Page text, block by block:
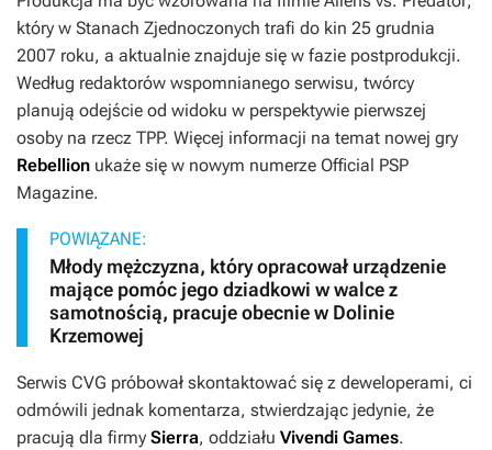
który w Stanach Zjednoczonych trafi do kin 25 grudnia
2007 roku, a aktualnie znajduje się w fazie postprodukcji.
Według redaktorów wspomnianego serwisu, twórcy
planują odejście od widoku w perspektywie pierwszej
osoby na rzecz TPP. Więcej informacji na temat nowej gry
Rebellion ukaże się w nowym numerze Official PSP
Magazine.
POWIĄZANE:
Młody mężczyzna, który opracował urządzenie
mające pomóc jego dziadkowi w walce z
samotnością, pracuje obecnie w Dolinie
Krzemowej
Serwis CVG próbował skontaktować się z deweloperami, ci
odmówili jednak komentarza, stwierdzając jedynie, że
pracują dla firmy Sierra, oddziału Vivendi Games.